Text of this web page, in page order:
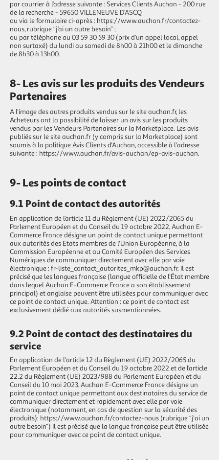
par courrier à l’adresse suivante : Services Clients Auchan - 200 rue
de la recherche - 59650 VILLENEUVE D’ASCQ
ou via le formulaire ci-après : https://www.auchan.fr/contactez-
nous, rubrique “j’ai un autre besoin” ;
ou par téléphone au 03 59 30 59 30 (prix d’un appel local, appel
non surtaxé) du lundi au samedi de 8h00 à 21h00 et le dimanche
de 8h30 à 13h00.
8- Les avis sur les produits des Vendeurs
Partenaires
A l'image des autres produits vendus sur le site auchan.fr, les
Acheteurs ont la possibilité de laisser un avis sur les produits
vendus par les Vendeurs Partenaires sur la Marketplace. Les avis
publiés sur le site auchan.fr (y compris sur la Marketplace) sont
soumis à la politique Avis Clients d'Auchan, accessible à l'adresse
suivante : https://www.auchan.fr/avis-auchan/ep-avis-auchan.
9- Les points de contact
9.1 Point de contact des autorités
En application de l’article 11 du Règlement (UE) 2022/2065 du
Parlement Européen et du Conseil du 19 octobre 2022, Auchan E-
Commerce France désigne un point de contact unique permettant
aux autorités des Etats membres de l'Union Européenne, à la
Commission Européenne et au Comité Européen des Services
Numériques de communiquer directement avec elle par voie
électronique : fr-liste_contact_autorites_mkp@auchan.fr. Il est
précisé que les langues française (langue officielle de l'État membre
dans lequel Auchan E-Commerce France a son établissement
principal) et anglaise peuvent être utilisées pour communiquer avec
ce point de contact unique. Attention : ce point de contact est
exclusivement dédié aux autorités susmentionnées.
9.2 Point de contact des destinataires du
service
En application de l'article 12 du Règlement (UE) 2022/2065 du
Parlement Européen et du Conseil du 19 octobre 2022 et de l’article
22.2 du Règlement (UE) 2023/988 du Parlement Européen et du
Conseil du 10 mai 2023, Auchan E-Commerce France désigne un
point de contact unique permettant aux destinataires du service de
communiquer directement et rapidement avec elle par voie
électronique (notamment, en cas de question sur la sécurité des
produits): https://www.auchan.fr/contactez-nous (rubrique “j'ai un
autre besoin”) Il est précisé que la langue française peut être utilisée
pour communiquer avec ce point de contact unique.